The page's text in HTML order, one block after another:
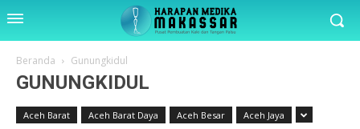
Beranda Gunungkidul
GUNUNGKIDUL
Aceh Barat Aceh Barat Daya Aceh Besar Aceh Jaya